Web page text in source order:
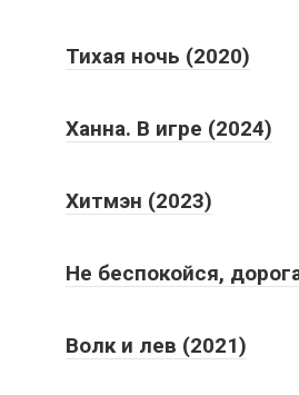
Тихая ночь (2020)
Ханна. В игре (2024)
Хитмэн (2023)
Не беспокойся,
Волк и лев (2021)